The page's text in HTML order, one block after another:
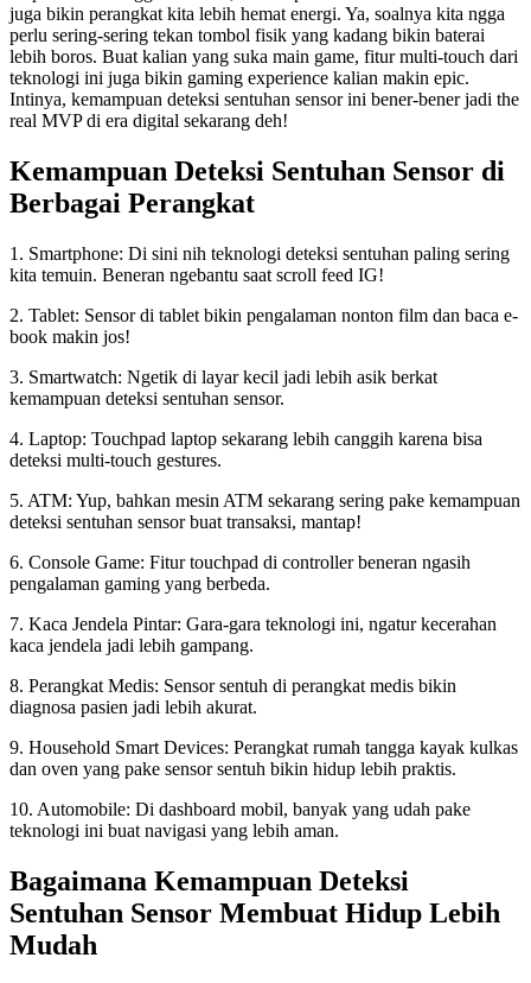
juga bikin perangkat kita lebih hemat energi. Ya, soalnya kita ngga
perlu sering-sering tekan tombol fisik yang kadang bikin baterai
lebih boros. Buat kalian yang suka main game, fitur multi-touch dari
teknologi ini juga bikin gaming experience kalian makin epic.
Intinya, kemampuan deteksi sentuhan sensor ini bener-bener jadi the
real MVP di era digital sekarang deh!
Kemampuan Deteksi Sentuhan Sensor di
Berbagai Perangkat
1. Smartphone: Di sini nih teknologi deteksi sentuhan paling sering
kita temuin. Beneran ngebantu saat scroll feed IG!
2. Tablet: Sensor di tablet bikin pengalaman nonton film dan baca e-
book makin jos!
3. Smartwatch: Ngetik di layar kecil jadi lebih asik berkat
kemampuan deteksi sentuhan sensor.
4. Laptop: Touchpad laptop sekarang lebih canggih karena bisa
deteksi multi-touch gestures.
5. ATM: Yup, bahkan mesin ATM sekarang sering pake kemampuan
deteksi sentuhan sensor buat transaksi, mantap!
6. Console Game: Fitur touchpad di controller beneran ngasih
pengalaman gaming yang berbeda.
7. Kaca Jendela Pintar: Gara-gara teknologi ini, ngatur kecerahan
kaca jendela jadi lebih gampang.
8. Perangkat Medis: Sensor sentuh di perangkat medis bikin
diagnosa pasien jadi lebih akurat.
9. Household Smart Devices: Perangkat rumah tangga kayak kulkas
dan oven yang pake sensor sentuh bikin hidup lebih praktis.
10. Automobile: Di dashboard mobil, banyak yang udah pake
teknologi ini buat navigasi yang lebih aman.
Bagaimana Kemampuan Deteksi
Sentuhan Sensor Membuat Hidup Lebih
Mudah